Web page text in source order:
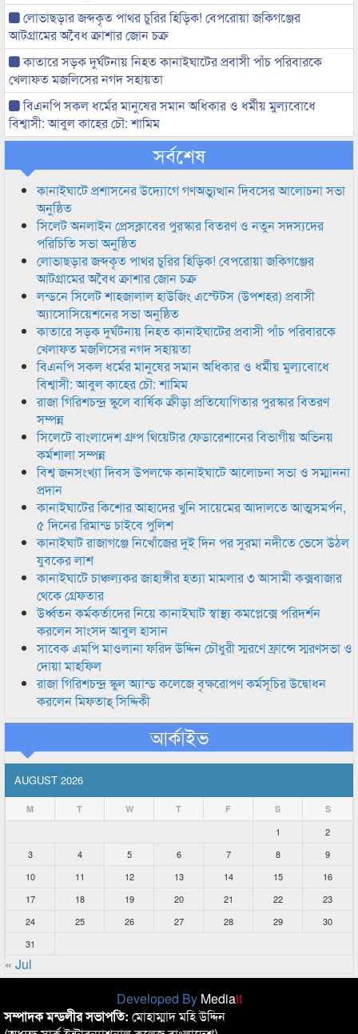
লোভাছড়ার জব্দকৃত পাথর চুরির হিড়িক! বেপরোয়া জকিগঞ্জের
আটগ্রামের অবৈধ ক্রাশার জোন চক্র
কাতারে সড়ক দুর্ঘটনায় নিহত কানাইঘাটের প্রবাসী পাঁচ পরিবারকে
খেলাফত মজলিসের নগদ সহায়তা
বিএনপি সকল ধর্মের মানুষের সমান অধিকার ও ধর্মীয় মুল্যবোধে
বিশ্বাসী: আবুল কাহের চৌ: শামিম
সর্বশেষ
কানাইঘাটে প্রশাসনের উদ্যোগে গণঅভ্যুত্থান দিবসের আলোচনা সভা
অনুষ্ঠিত
সিলেট অনলাইন প্রেসক্লাবের পুরস্কার বিতরণ ও নতুন সদস্যদের
পরিচিতি সভা অনুষ্ঠিত
লোভাছড়ার জব্দকৃত পাথর চুরির হিড়িক! বেপরোয়া জকিগঞ্জের
আটগ্রামের অবৈধ ক্রাশার জোন চক্র
লন্ডনে সিলেট শাহজালাল হাউজিং এস্টেটস (উপশহর) প্রবাসী
অ্যাসোসিয়েশনের সভা অনুষ্ঠিত
কাতারে সড়ক দুর্ঘটনায় নিহত কানাইঘাটের প্রবাসী পাঁচ পরিবারকে
খেলাফত মজলিসের নগদ সহায়তা
বিএনপি সকল ধর্মের মানুষের সমান অধিকার ও ধর্মীয় মুল্যবোধে
বিশ্বাসী: আবুল কাহের চৌ: শামিম
রাজা গিরিশচন্দ্র স্কুলে বার্ষিক ক্রীড়া প্রতিযোগিতার পুরস্কার বিতরণ
সম্পন্ন
সিলেটে বাংলাদেশ গ্রুপ থিয়েটার ফেডারেশানের বিভাগীয় অভিনয়
কর্মশালা সম্পন্ন
বিশ্ব জনসংখ্যা দিবস উপলক্ষে কানাইঘাটে আলোচনা সভা ও সম্মাননা
প্রদান
কানাইঘাটের কিশোর আহাদের খুনি সায়েমের আদালতে আত্মসমর্পন,
৫ দিনের রিমান্ড চাইবে পুলিশ
কানাইঘাট রাজাগঞ্জে নিখোঁজের দুই দিন পর সুরমা নদীতে ভেসে উঠল
যুবকের লাশ
কানাইঘাটে চাঞ্চল্যকর জাহাঙ্গীর হত্যা মামলার ৩ আসামী কক্সবাজার
থেকে গ্রেফতার
উর্ধ্বতন কর্মকর্তাদের নিয়ে কানাইঘাট স্বাস্থ্য কমপ্লেক্সে পরিদর্শন
করলেন সাংসদ আবুল হাসান
সাবেক এমপি মাওলানা ফরিদ উদ্দিন চৌধুরী স্মরণে ফ্রান্সে স্মরণসভা ও
দোয়া মাহফিল
রাজা গিরিশচন্দ্র স্কুল অ্যান্ড কলেজে বৃক্ষরোপণ কর্মসূচির উদ্বোধন
করলেন মিফতাহ্ সিদ্দিকী
আর্কাইভ
AUGUST 2026
M T W T F S S
1
2
3
4 5 6 7 8
9
10
11 12 13 14 15
16
17
18 19 20 21 22
23
24
25 26 27 28 29
30
31
« Jul
Developed By Mediait
সম্পাদক মন্ডলীর সভাপতি: মোহাম্মাদ মহি উদ্দিন